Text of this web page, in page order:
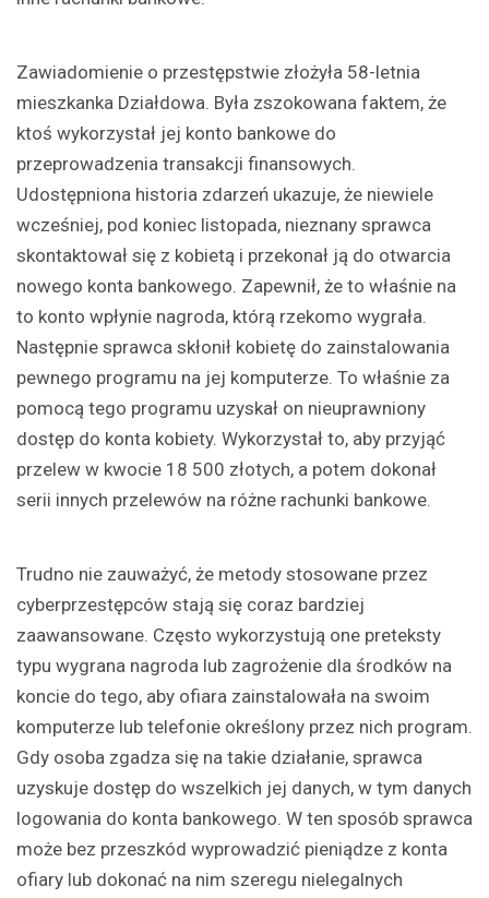
Zawiadomienie o przestępstwie złożyła 58-letnia
mieszkanka Działdowa. Była zszokowana faktem, że
ktoś wykorzystał jej konto bankowe do
przeprowadzenia transakcji finansowych.
Udostępniona historia zdarzeń ukazuje, że niewiele
wcześniej, pod koniec listopada, nieznany sprawca
skontaktował się z kobietą i przekonał ją do otwarcia
nowego konta bankowego. Zapewnił, że to właśnie na
to konto wpłynie nagroda, którą rzekomo wygrała.
Następnie sprawca skłonił kobietę do zainstalowania
pewnego programu na jej komputerze. To właśnie za
pomocą tego programu uzyskał on nieuprawniony
dostęp do konta kobiety. Wykorzystał to, aby przyjąć
przelew w kwocie 18 500 złotych, a potem dokonał
serii innych przelewów na różne rachunki bankowe.
Trudno nie zauważyć, że metody stosowane przez
cyberprzestępców stają się coraz bardziej
zaawansowane. Często wykorzystują one preteksty
typu wygrana nagroda lub zagrożenie dla środków na
koncie do tego, aby ofiara zainstalowała na swoim
komputerze lub telefonie określony przez nich program.
Gdy osoba zgadza się na takie działanie, sprawca
uzyskuje dostęp do wszelkich jej danych, w tym danych
logowania do konta bankowego. W ten sposób sprawca
może bez przeszkód wyprowadzić pieniądze z konta
ofiary lub dokonać na nim szeregu nielegalnych